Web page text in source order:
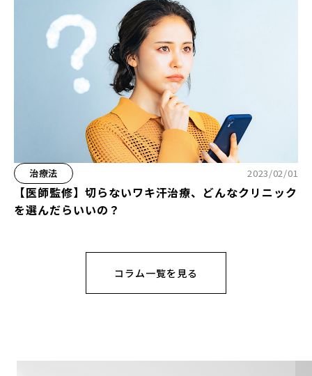
治療法 2023/02/01
【医師監修】切らないワキ汗治療、どんなクリニック
を選んだらいいの？
コラム一覧を見る